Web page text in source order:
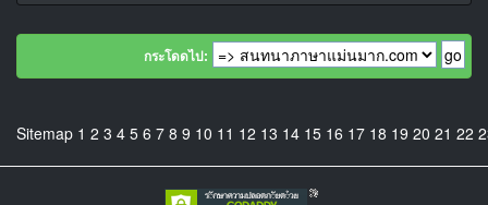
กระโดดไป:
Sitemap 1 2 3 4 5 6 7 8 9 10 11 12 13 14 15 16 17 18 19 20 21 22